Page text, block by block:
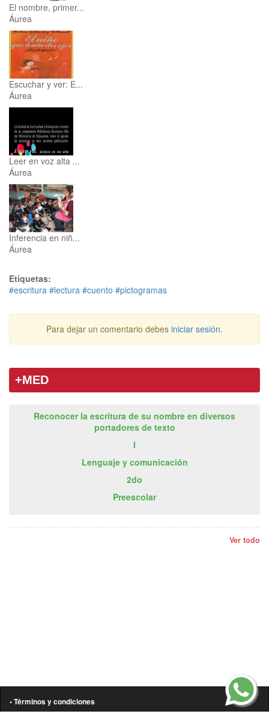
El nombre, primer...
Áurea
Escuchar y ver: E...
Áurea
Leer en voz alta ...
Áurea
Inferencia en niñ...
Áurea
Etiquetas:
#escritura #lectura #cuento #pictogramas
Para dejar un comentario debes iniciar sesión.
+MED
Reconocer la escritura de su nombre en diversos
portadores de texto
I
Lenguaje y comunicación
2do
Preescolar
Ver todo
• Términos y condiciones